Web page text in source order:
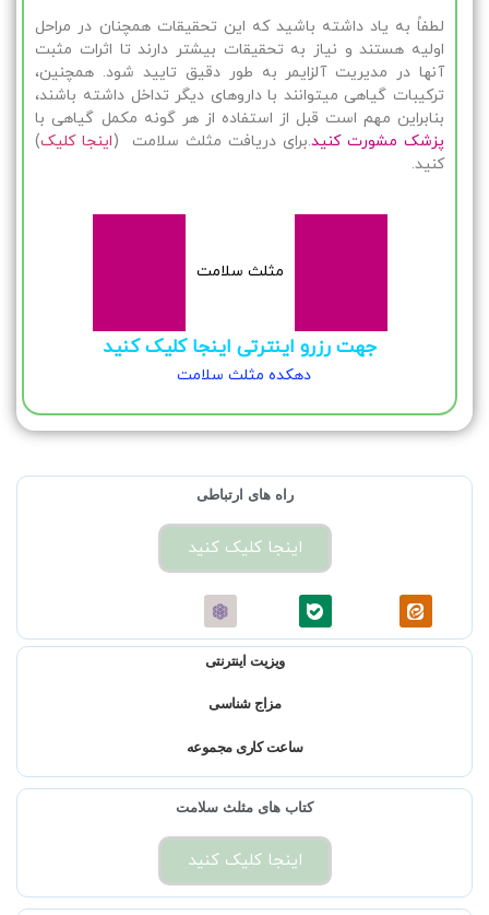
لطفاً به یاد داشته باشید که این تحقیقات همچنان در مراحل
اولیه هستند و نیاز به تحقیقات بیشتر دارند تا اثرات مثبت
آنها در مدیریت آلزایمر به طور دقیق تایید شود. همچنین،
ترکیبات گیاهی میتوانند با داروهای دیگر تداخل داشته باشند،
بنابراین مهم است قبل از استفاده از هر گونه مکمل گیاهی با
پزشک مشورت کنید.برای دریافت مثلث سلامت (اینجا کلیک)
کنید.
مثلث سلامت
جهت رزرو اینترتی اینجا کلیک کنید
دهکده مثلث سلامت
راه های ارتباطی
اینجا کلیک کنید
ویزیت اینترنتی
مزاج شناسی
ساعت کاری مجموعه
کتاب های مثلث سلامت
اینجا کلیک کنید